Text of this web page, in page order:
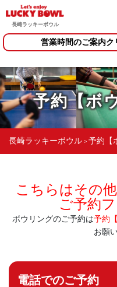
長崎ラッキーボウル
営業時間のご案内ク
予約【ボ
長崎ラッキーボウル > 予約【
こちらはその
ご予約
ボウリングのご予約は予約
お願
電話でのご予約